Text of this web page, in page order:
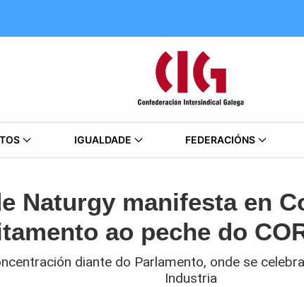
IGUALDADE FEDERACIÓNS
Naturgy manifesta en
ao peche do
diante do Parlamento, onde se
Industria